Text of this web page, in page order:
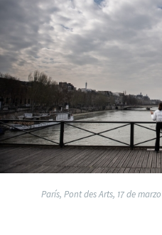
París, Pont des Arts, 17 de